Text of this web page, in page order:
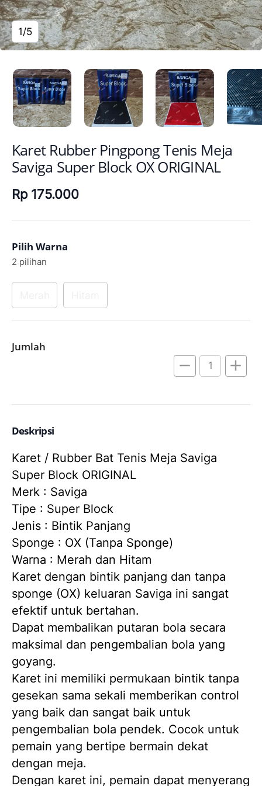
1/5
Karet Rubber Pingpong Tenis Meja
Saviga Super Block OX ORIGINAL
Rp 175.000
Pilih Warna
2 pilihan
Jumlah
remove add
Deskripsi
Karet / Rubber Bat Tenis Meja Saviga
Super Block ORIGINAL
Merk : Saviga
Tipe : Super Block
Jenis : Bintik Panjang
Sponge : OX (Tanpa Sponge)
Warna : Merah dan Hitam
Karet dengan bintik panjang dan tanpa
sponge (OX) keluaran Saviga ini sangat
efektif untuk bertahan.
Dapat membalikan putaran bola secara
maksimal dan pengembalian bola yang
goyang.
Karet ini memiliki permukaan bintik tanpa
gesekan sama sekali memberikan control
yang baik dan sangat baik untuk
pengembalian bola pendek. Cocok untuk
pemain yang bertipe bermain dekat
dengan meja.
Dengan karet ini, pemain dapat menyerang